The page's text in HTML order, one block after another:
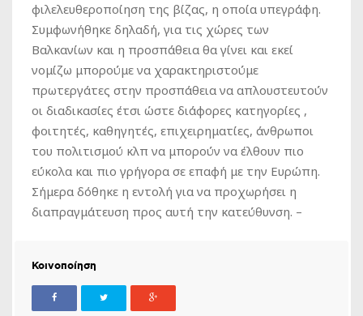
φιλελευθεροποίηση της βίζας, η οποία υπεγράφη.
Συμφωνήθηκε δηλαδή, για τις χώρες των
Βαλκανίων και η προσπάθεια θα γίνει και εκεί
νομίζω μπορούμε να χαρακτηριστούμε
πρωτεργάτες στην προσπάθεια να απλουστευτούν
οι διαδικασίες έτσι ώστε διάφορες κατηγορίες ,
φοιτητές, καθηγητές, επιχειρηματίες, άνθρωποι
του πολιτισμού κλπ να μπορούν να έλθουν πιο
εύκολα και πιο γρήγορα σε επαφή με την Ευρώπη.
Σήμερα δόθηκε η εντολή για να προχωρήσει η
διαπραγμάτευση προς αυτή την κατεύθυνση. –
Κοινοποίηση